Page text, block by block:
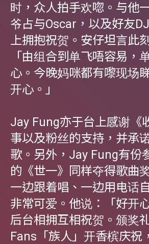
时，众人拍手欢唿。与他
爷占与Oscar，以及好友
上拥抱祝贺。安仔坦言此
「由组合到单飞唔容易，
心。今晚妈咪都有嚟现场
开心。」
Jay Fung亦于台上感谢《
事以及粉丝的支持，并承
歌。另外，Jay Fung有份
的《世一》同样夺得歌曲
一边跟着唱、一边用电话
非常可爱。他说：「好开
后台相拥互相祝贺。颁奖
Fans「族人」开香槟庆祝